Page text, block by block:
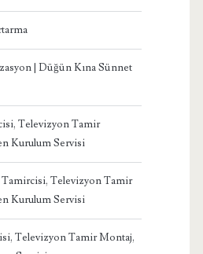
| Düğün Kına Sünnet
Televizyon Tamir
Kurulum Servisi
Tamircisi, Televizyon Tamir
Kurulum Servisi
Televizyon Tamir Montaj,